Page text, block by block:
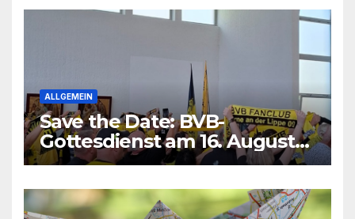
ALLGEMEIN
Save the Date: BVB-
Gottesdienst am 16. August
2026